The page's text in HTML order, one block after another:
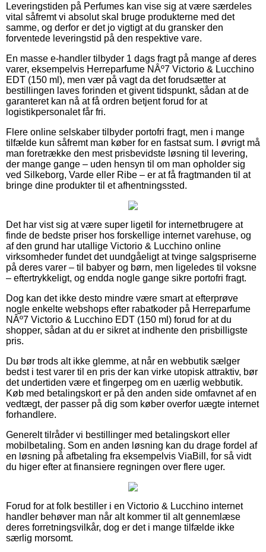
Leveringstiden på Perfumes kan vise sig at være særdeles
vital såfremt vi absolut skal bruge produkterne med det
samme, og derfor er det jo vigtigt at du gransker den
forventede leveringstid på den respektive vare.
En masse e-handler tilbyder 1 dags fragt på mange af deres
varer, eksempelvis Herreparfume NÂº7 Victorio & Lucchino
EDT (150 ml), men vær på vagt da det forudsætter at
bestillingen laves forinden et givent tidspunkt, sådan at de
garanteret kan nå at få ordren betjent forud for at
logistikpersonalet får fri.
Flere online selskaber tilbyder portofri fragt, men i mange
tilfælde kun såfremt man køber for en fastsat sum. I øvrigt må
man foretrække den mest prisbevidste løsning til levering,
der mange gange – uden hensyn til om man opholder sig
ved Silkeborg, Varde eller Ribe – er at få fragtmanden til at
bringe dine produkter til et afhentningssted.
Det har vist sig at være super ligetil for internetbrugere at
finde de bedste priser hos forskellige internet varehuse, og
af den grund har utallige Victorio & Lucchino online
virksomheder fundet det uundgåeligt at tvinge salgspriserne
på deres varer – til babyer og børn, men ligeledes til voksne
– eftertrykkeligt, og endda nogle gange sikre portofri fragt.
Dog kan det ikke desto mindre være smart at efterprøve
nogle enkelte webshops efter rabatkoder på Herreparfume
NÂº7 Victorio & Lucchino EDT (150 ml) forud for at du
shopper, sådan at du er sikret at indhente den prisbilligste
pris.
Du bør trods alt ikke glemme, at når en webbutik sælger
bedst i test varer til en pris der kan virke utopisk attraktiv, bør
det undertiden være et fingerpeg om en uærlig webbutik.
Køb med betalingskort er på den anden side omfavnet af en
vedtægt, der passer på dig som køber overfor uægte internet
forhandlere.
Generelt tilråder vi bestillinger med betalingskort eller
mobilbetaling. Som en anden løsning kan du drage fordel af
en løsning på afbetaling fra eksempelvis ViaBill, for så vidt
du higer efter at finansiere regningen over flere uger.
Forud for at folk bestiller i en Victorio & Lucchino internet
handler behøver man når alt kommer til alt gennemlæse
deres forretningsvilkår, dog er det i mange tilfælde ikke
særlig morsomt.